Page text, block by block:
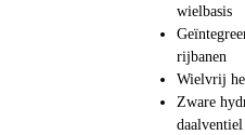
wielbasis
rijbanen
Wielvrij
Zware
daalventiel